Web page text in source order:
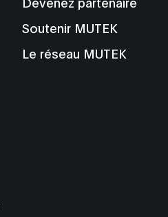
Soutenir MUTEK
Le réseau MUTEK